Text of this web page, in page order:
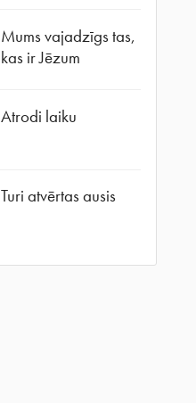
Mums vajadzīgs tas,
kas ir Jēzum
Atrodi laiku
Turi atvērtas ausis